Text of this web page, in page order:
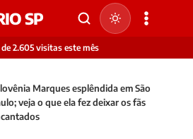
SP
2.605 visitas este mês
Marques esplêndida em São
veja o que ela fez deixar os fãs